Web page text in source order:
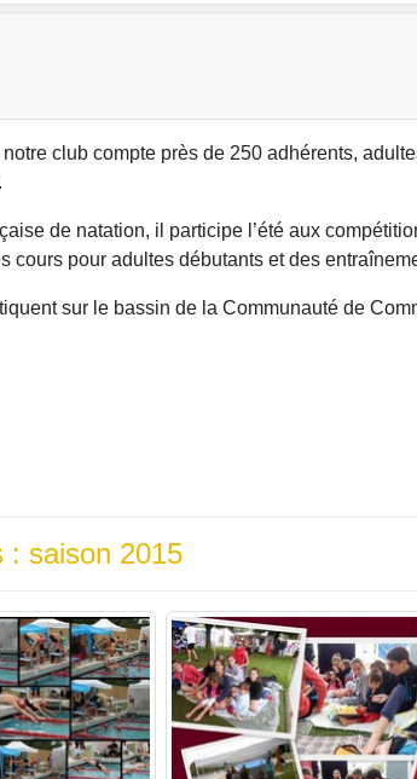
club compte près de 250 adhérents,
de natation, il participe l’été aux
cours pour adultes débutants et des
sur le bassin de la Communauté de
: saison 2015